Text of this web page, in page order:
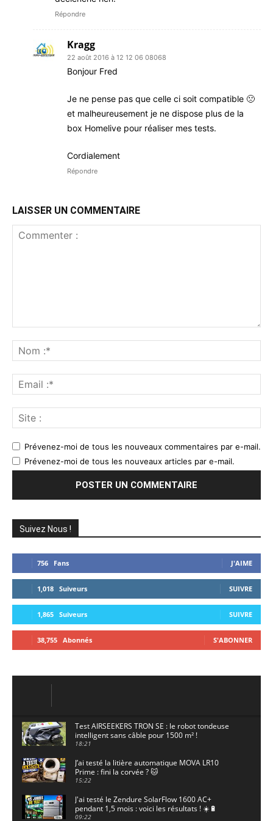
Répondre
Kragg
22 août 2016 à 12 12 06 08068
Bonjour Fred
Je ne pense pas que celle ci soit compatible 🙁
et malheureusement je ne dispose plus de la
box Homelive pour réaliser mes tests.
Cordialement
Répondre
LAISSER UN COMMENTAIRE
:*
:*
:
Prévenez-moi de tous les nouveaux commentaires par e-mail.
Prévenez-moi de tous les nouveaux articles par e-mail.
Suivez Nous !
756 Fans J'AIME
1,018 Suiveurs SUIVRE
1,865 Suiveurs SUIVRE
38,755 Abonnés S'ABONNER
Test AIRSEEKERS TRON SE : le robot tondeuse
intelligent sans câble pour 1500 m² !
18:21
J’ai testé la litière automatique MOVA LR10
Prime : fini la corvée ? 🐱
15:22
J'ai testé le Zendure SolarFlow 1600 AC+
pendant 1,5 mois : voici les résultats ! ☀️🔋
09:22